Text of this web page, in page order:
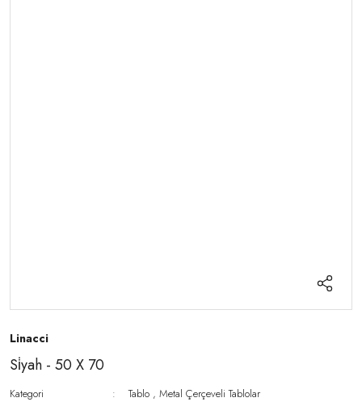
Linacci
Si̇yah - 50 X 70
Kategori Tablo ,Metal Çerçeveli Tablolar